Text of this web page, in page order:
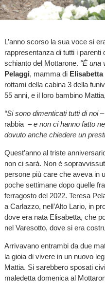
L’anno scorso la sua voce si
rappresentanza di tutti i
schianto del Mottarone. "È una
Pelaggi, mamma di
rottami della cabina 3 della
55 anni, e il loro bambino
“Si sono dimenticati tutti di noi–
rabbia –e non ci hanno fatto
dovuto anche chiedere un
Quest’anno al triste
non ci sarà. Non è
persone più care che aveva in
poche settimane dopo quelle
ferragosto del 2022. Teresa
a Carlazzo, nell’Alto Lario, in
dove era nata Elisabetta, che
nel Varesotto, dove si era
Arrivavano entrambi da due
la gioia di vivere in un nuovo
Mattia. Si sarebbero sposati
maledetta domenica al